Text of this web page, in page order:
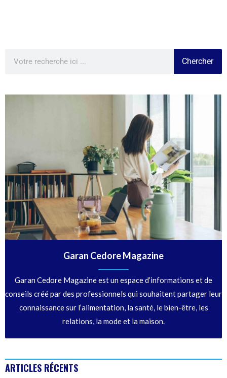
Chercher
Garan Cedore Magazine
Garan Cedore Magazine est un espace d’informations et de
conseils créé par des professionnels qui souhaitent partager leur
connaissance sur l’alimentation, la santé, le bien-être, les
relations, la mode et la maison.
ARTICLES RÉCENTS